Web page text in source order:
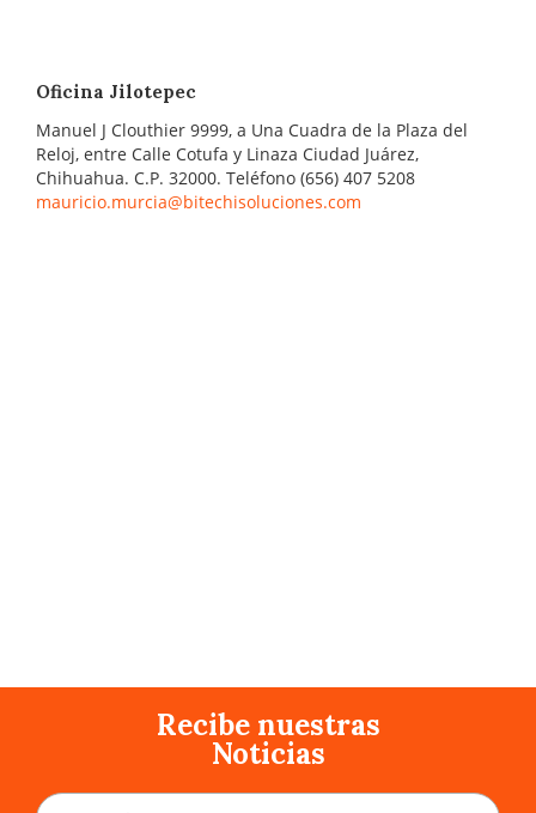
Oficina Jilotepec
Manuel J Clouthier 9999, a Una Cuadra de la Plaza del
Reloj, entre Calle Cotufa y Linaza Ciudad Juárez,
Chihuahua. C.P. 32000. Teléfono (656) 407 5208
mauricio.murcia@bitechisoluciones.com
Recibe nuestras
Noticias